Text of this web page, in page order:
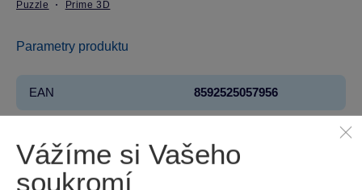
Puzzle Prime 3D
Parametry produktu
EAN 8592525057956
Značka Prime 3D
Vážíme si Vašeho
soukromí